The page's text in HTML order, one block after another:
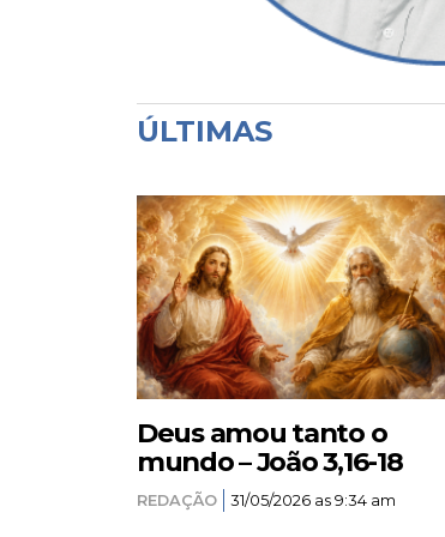
ÚLTIMAS
Deus amou tanto o
mundo – João 3,16-18
REDAÇÃO 31/05/2026 as 9:34 am